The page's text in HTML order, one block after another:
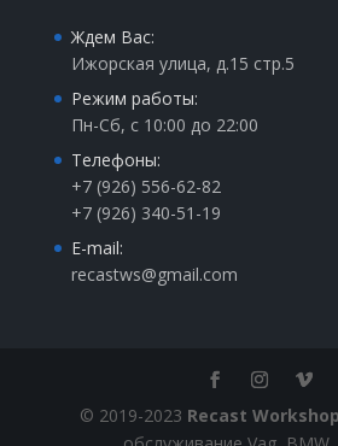
Ждем Вас:
Ижорская улица, д.15 стр.5
Режим работы:
Пн-Сб, с 10:00 до 22:00
Телефоны:
+7 (926) 556-62-82
+7 (926) 340-51-19
E-mail:
recastws@gmail.com
© 2019-2023 Recast Workshop